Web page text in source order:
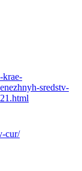
krae-
sredstv-
cur/